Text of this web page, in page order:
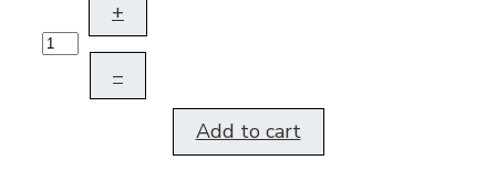
+
–
Add to cart